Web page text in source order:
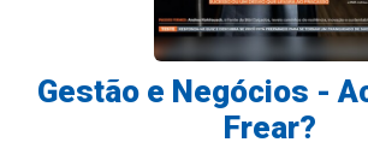
Gestão e Negócios -
Frear?